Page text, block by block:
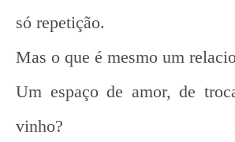
só repetição.
Mas o que é mesmo um
Um espaço de amor, de
vinho?